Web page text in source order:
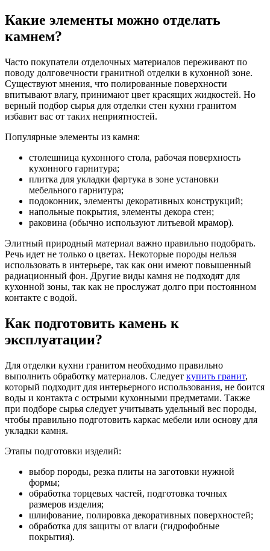
Какие элементы можно отделать
камнем?
Часто покупатели отделочных материалов переживают по
поводу долговечности гранитной отделки в кухонной зоне.
Существуют мнения, что полированные поверхности
впитывают влагу, принимают цвет красящих жидкостей. Но
верный подбор сырья для отделки стен кухни гранитом
избавит вас от таких неприятностей.
Популярные элементы из камня:
столешница кухонного стола, рабочая поверхность
кухонного гарнитура;
плитка для укладки фартука в зоне установки
мебельного гарнитура;
подоконник, элементы декоративных конструкций;
напольные покрытия, элементы декора стен;
раковина (обычно используют литьевой мрамор).
Элитный природный материал важно правильно подобрать.
Речь идет не только о цветах. Некоторые породы нельзя
использовать в интерьере, так как они имеют повышенный
радиационный фон. Другие виды камня не подходят для
кухонной зоны, так как не прослужат долго при постоянном
контакте с водой.
Как подготовить камень к
эксплуатации?
Для отделки кухни гранитом необходимо правильно
выполнить обработку материалов. Следует купить гранит,
который подходит для интерьерного использования, не боится
воды и контакта с острыми кухонными предметами. Также
при подборе сырья следует учитывать удельный вес породы,
чтобы правильно подготовить каркас мебели или основу для
укладки камня.
Этапы подготовки изделий:
выбор породы, резка плиты на заготовки нужной
формы;
обработка торцевых частей, подготовка точных
размеров изделия;
шлифование, полировка декоративных поверхностей;
обработка для защиты от влаги (гидрофобные
покрытия).